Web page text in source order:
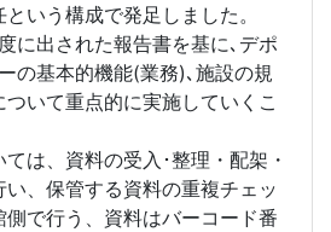
いう構成で発足しました。
に出された報告書を基に､デポ
の基本的機能(業務)､施設の規
いて重点的に実施していくこ
は、資料の受入･整理・配架・
、保管する資料の重複チェッ
側で行う、資料はバーコード番